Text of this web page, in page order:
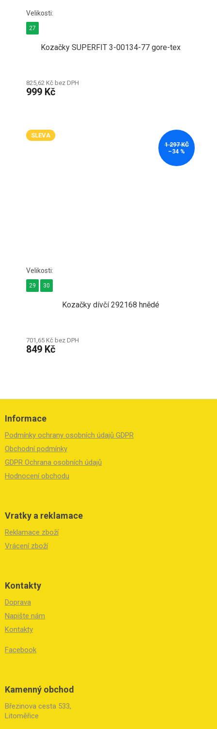
Kozačky SUPERFIT 3-00134-77 gore-tex
825,62 Kč bez DPH
999 Kč
27
SLEVA
1 297 KČ
–34 %
Kozačky dívčí 292168 hnědé
701,65 Kč bez DPH
849 Kč
29 30
Informace
Podmínky ochrany osobních údajů GDPR
Obchodní podmínky
GDPR Ochrana osobních údajů
Hodnocení obchodu
Vratky a reklamace
Reklamace zboží
Vrácení zboží
Kontakty
Doprava
Napište nám
Kontakty
Facebook
Kamenný obchod
Březinova cesta 533,
Litoměřice